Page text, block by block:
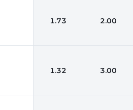
1.73 2.00
1.32 3.00